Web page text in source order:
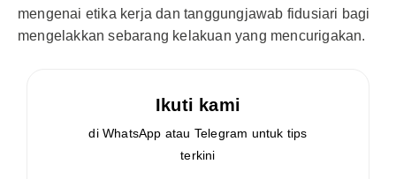
mengenai etika kerja dan tanggungjawab fidusiari bagi
mengelakkan sebarang kelakuan yang mencurigakan.
Ikuti kami
di WhatsApp atau Telegram untuk tips
terkini